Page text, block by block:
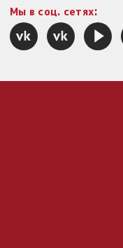
Мы в соц. сетях: